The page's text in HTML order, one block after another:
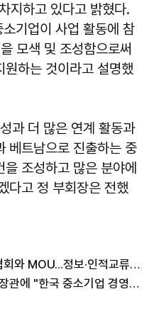
지하고 있다고 밝혔다.
기업이 사업 활동에 참
모색 및 조성함으로써
하는 것이라고 설명했
과 더 많은 연계 활동과
베트남으로 진출하는 중
조성하고 많은 분야에
다고 정 부회장은 전했
중기중앙회, 베트남중소기업협회와 MOU...정보·인적교류 활성화
김기문 중기중앙회장, 베트남 장관에 "한국 중소기업 경영환경 개선" 요구